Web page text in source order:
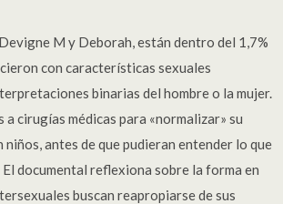
M y Deborah, están dentro del 1,7%
con características sexuales
binarias del hombre o la mujer.
cirugías médicas para «normalizar» su
niños, antes de que pudieran entender lo que
documental reflexiona sobre la forma en
buscan reapropiarse de sus